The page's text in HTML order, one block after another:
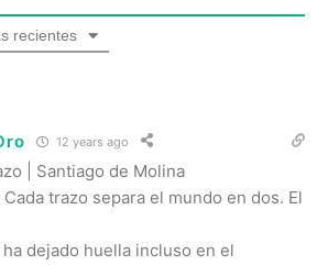
recientes
12 years ago
| Santiago de Molina
trazo separa el mundo en dos. El
dejado huella incluso en el